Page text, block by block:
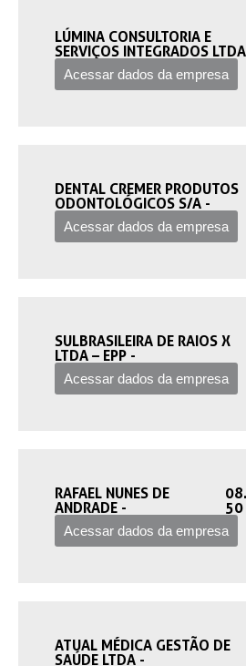
LÚMINA CONSULTORIA E
SERVIÇOS INTEGRADOS
Acessar dados da empresa
DENTAL CREMER PRODUTOS
ODONTOLÓGICOS S/A -‎
Acessar dados da empresa
SULBRASILEIRA DE RAIOS X
LTDA – EPP -‎
Acessar dados da empresa
RAFAEL NUNES DE
ANDRADE -‎
50
Acessar dados da empresa
ATUAL MÉDICA GESTÃO DE
SAÚDE LTDA -‎